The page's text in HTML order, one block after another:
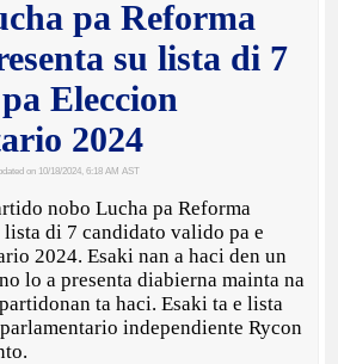
pa Reforma
su lista di 7
Eleccion
2024
on 10/18/2024, 6:18 AM AST
nobo Lucha pa Reforma
lista di 7 candidato valido pa e
2024. Esaki nan a haci den un
lo a presenta diabierna mainta na
ta haci. Esaki ta e lista
independiente Rycon